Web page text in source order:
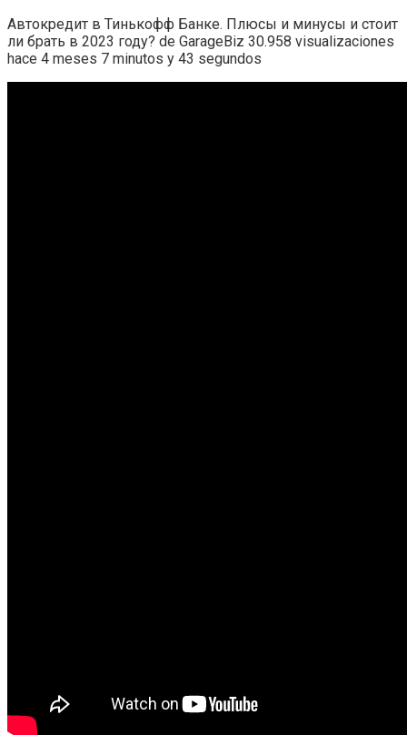
Автокредит в Тинькофф Банке. Плюсы и минусы и стоит
ли брать в 2023 году? de GarageBiz 30.958 visualizaciones
hace 4 meses 7 minutos y 43 segundos